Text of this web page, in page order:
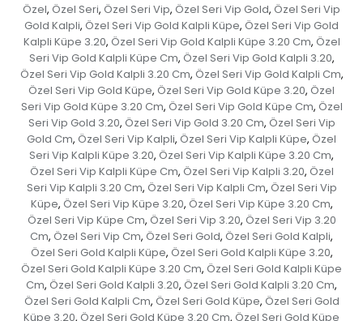
Özel, Özel Seri, Özel Seri Vip, Özel Seri Vip Gold, Özel Seri Vip
Gold Kalpli, Özel Seri Vip Gold Kalpli Küpe, Özel Seri Vip Gold
Kalpli Küpe 3.20, Özel Seri Vip Gold Kalpli Küpe 3.20 Cm, Özel
Seri Vip Gold Kalpli Küpe Cm, Özel Seri Vip Gold Kalpli 3.20,
Özel Seri Vip Gold Kalpli 3.20 Cm, Özel Seri Vip Gold Kalpli Cm,
Özel Seri Vip Gold Küpe, Özel Seri Vip Gold Küpe 3.20, Özel
Seri Vip Gold Küpe 3.20 Cm, Özel Seri Vip Gold Küpe Cm, Özel
Seri Vip Gold 3.20, Özel Seri Vip Gold 3.20 Cm, Özel Seri Vip
Gold Cm, Özel Seri Vip Kalpli, Özel Seri Vip Kalpli Küpe, Özel
Seri Vip Kalpli Küpe 3.20, Özel Seri Vip Kalpli Küpe 3.20 Cm,
Özel Seri Vip Kalpli Küpe Cm, Özel Seri Vip Kalpli 3.20, Özel
Seri Vip Kalpli 3.20 Cm, Özel Seri Vip Kalpli Cm, Özel Seri Vip
Küpe, Özel Seri Vip Küpe 3.20, Özel Seri Vip Küpe 3.20 Cm,
Özel Seri Vip Küpe Cm, Özel Seri Vip 3.20, Özel Seri Vip 3.20
Cm, Özel Seri Vip Cm, Özel Seri Gold, Özel Seri Gold Kalpli,
Özel Seri Gold Kalpli Küpe, Özel Seri Gold Kalpli Küpe 3.20,
Özel Seri Gold Kalpli Küpe 3.20 Cm, Özel Seri Gold Kalpli Küpe
Cm, Özel Seri Gold Kalpli 3.20, Özel Seri Gold Kalpli 3.20 Cm,
Özel Seri Gold Kalpli Cm, Özel Seri Gold Küpe, Özel Seri Gold
Küpe 3.20, Özel Seri Gold Küpe 3.20 Cm, Özel Seri Gold Küpe